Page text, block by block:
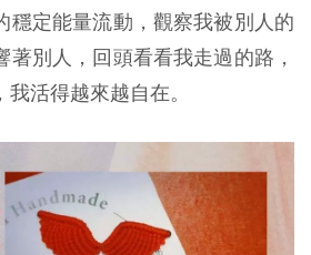
穩定能量流動，觀察我被別人的
著別人，回頭看看我走過的路，
活得越來越自在。